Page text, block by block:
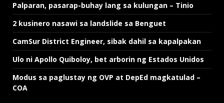
Palparan, pasarap-buhay lang sa kulungan – Tinio
2 kusinero nasawi sa landslide sa Benguet
CamSur District Engineer, sibak dahil sa kapalpakan
Ulo ni Apollo Quiboloy, bet arborin ng Estados Unidos
Modus sa paglustay ng OVP at DepEd magkatulad –
COA